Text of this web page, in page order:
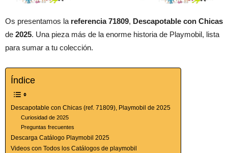
Os presentamos la referencia 71809, Descapotable con Chicas
de 2025. Una pieza más de la enorme historia de Playmobil, lista
para sumar a tu colección.
Índice
Descapotable con Chicas (ref. 71809), Playmobil de 2025
Curiosidad de 2025
Preguntas frecuentes
Descarga Catálogo Playmobil 2025
Videos con Todos los Catálogos de playmobil